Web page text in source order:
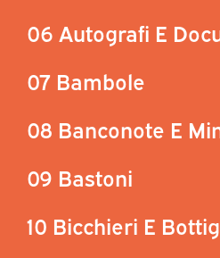
06 Autografi E
07 Bambole
08 Banconote E
09 Bastoni
10 Bicchieri E